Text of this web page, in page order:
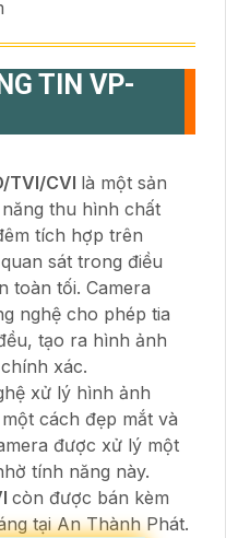
TIN VP-
TVI/CVI là một sản
thu hình chất
tích hợp trên
sát trong điều
toàn tối. Camera
nghệ cho phép tia
tạo ra hình ảnh
xác.
xử lý hình ảnh
cách đẹp mắt và
được xử lý một
tính năng này.
còn được bán kèm
tại An Thành Phát.